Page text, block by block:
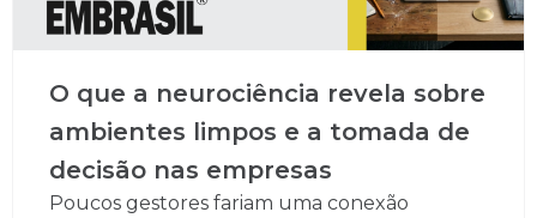
O que a neurociência revela sobre
ambientes limpos e a tomada de
decisão nas empresas
Poucos gestores fariam uma conexão